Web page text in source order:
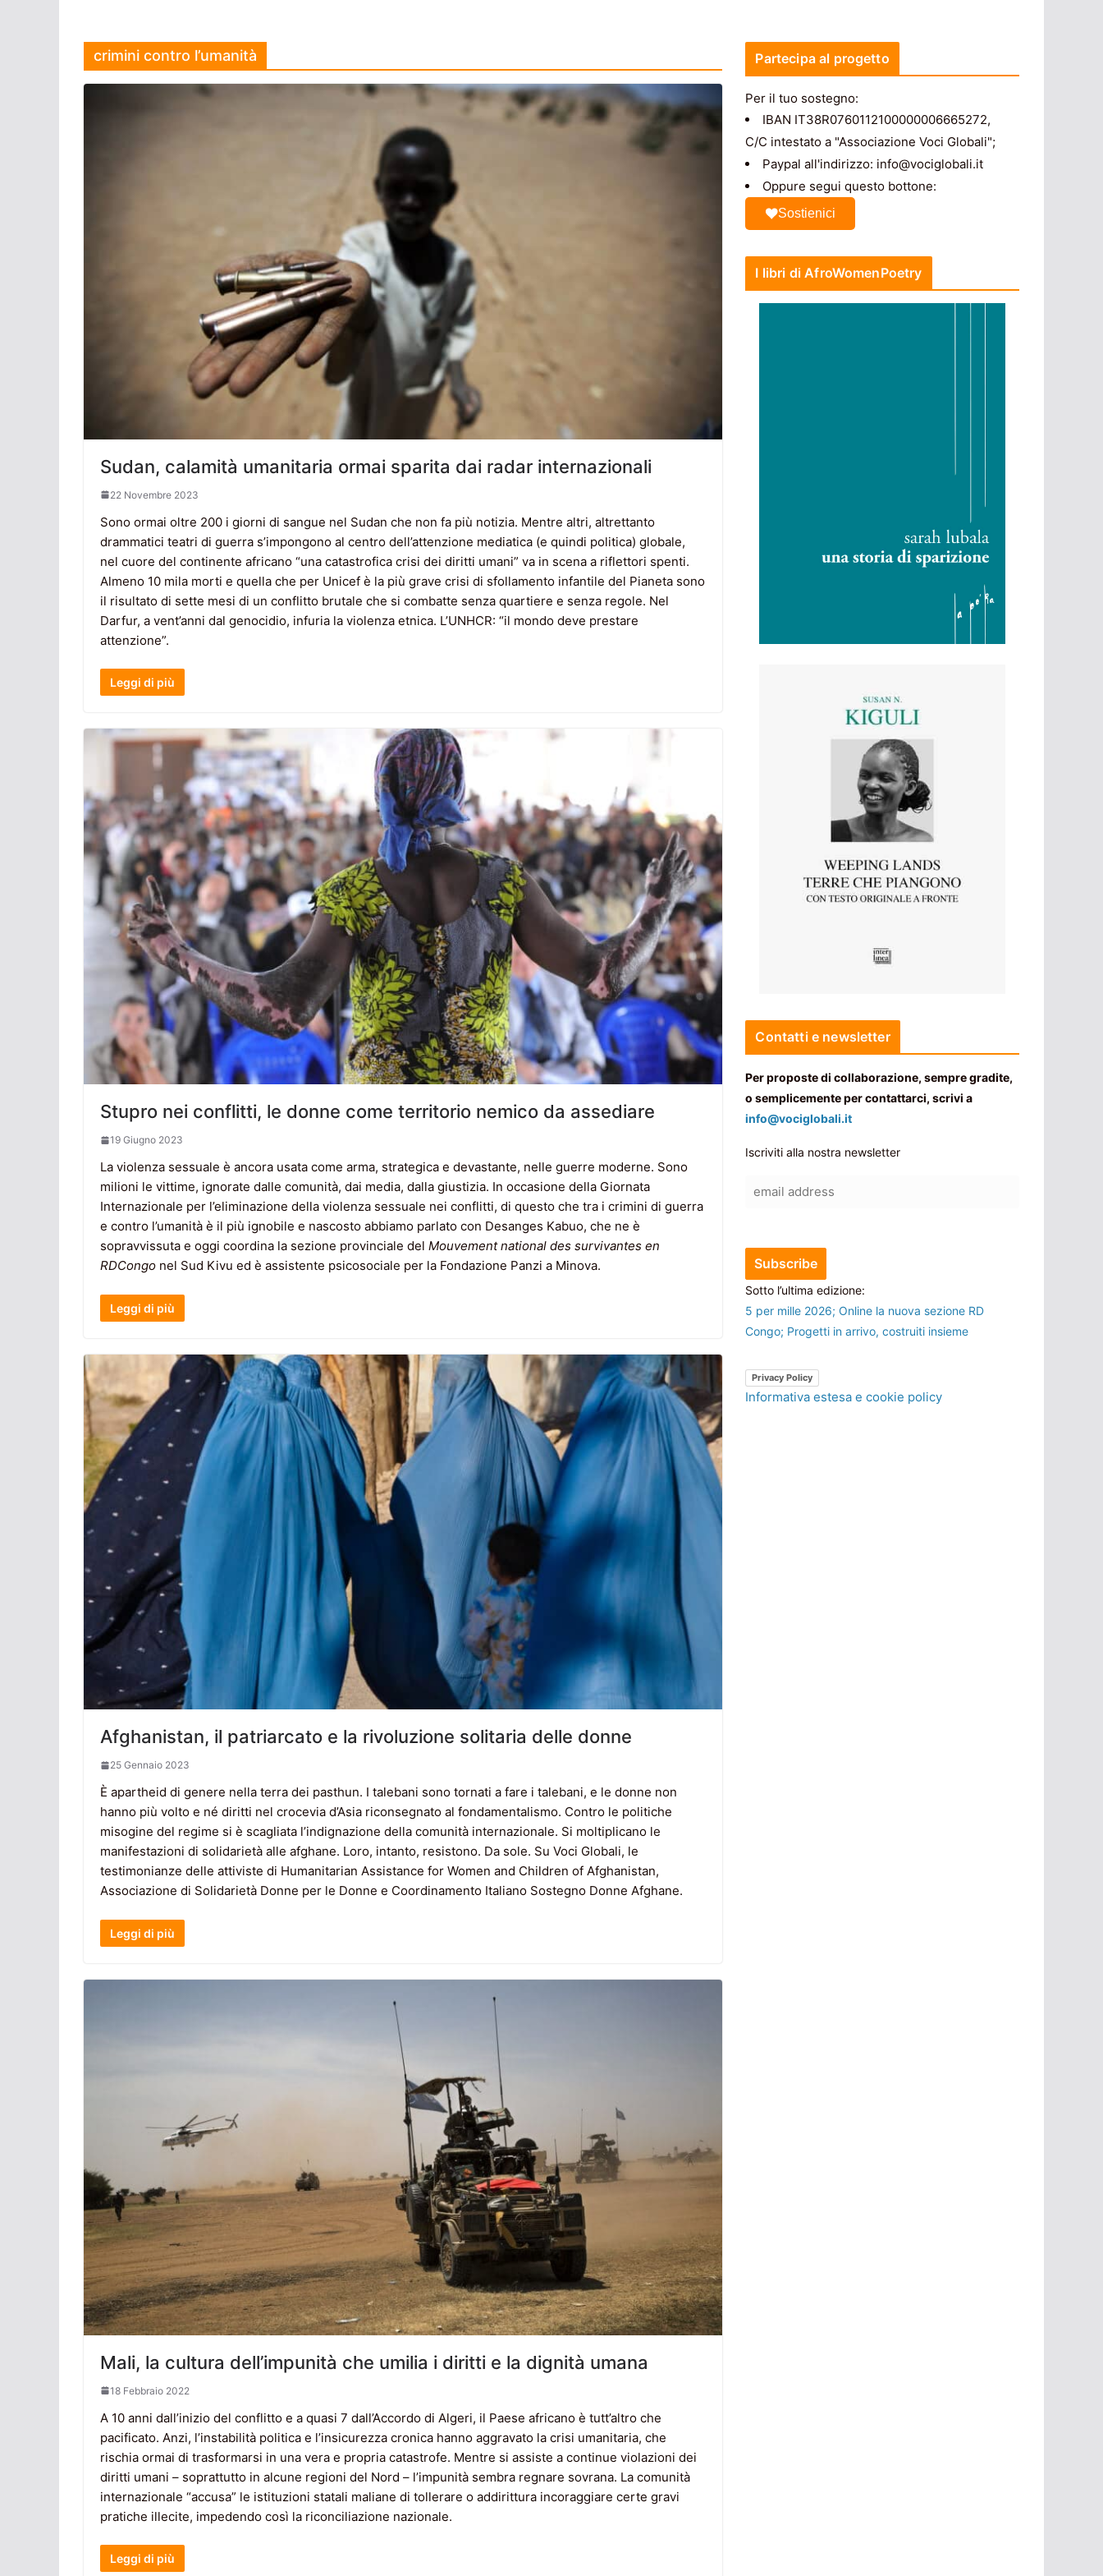
crimini contro l’umanità
Sudan, calamità umanitaria ormai sparita dai radar internazionali
22 Novembre 2023
Sono ormai oltre 200 i giorni di sangue nel Sudan che non fa più notizia. Mentre altri, altrettanto
drammatici teatri di guerra s’impongono al centro dell’attenzione mediatica (e quindi politica) globale,
nel cuore del continente africano “una catastrofica crisi dei diritti umani” va in scena a riflettori spenti.
Almeno 10 mila morti e quella che per Unicef è la più grave crisi di sfollamento infantile del Pianeta sono
il risultato di sette mesi di un conflitto brutale che si combatte senza quartiere e senza regole. Nel
Darfur, a vent’anni dal genocidio, infuria la violenza etnica. L’UNHCR: “il mondo deve prestare
attenzione”.
Leggi di più
Stupro nei conflitti, le donne come territorio nemico da assediare
19 Giugno 2023
La violenza sessuale è ancora usata come arma, strategica e devastante, nelle guerre moderne. Sono
milioni le vittime, ignorate dalle comunità, dai media, dalla giustizia. In occasione della Giornata
Internazionale per l’eliminazione della violenza sessuale nei conflitti, di questo che tra i crimini di guerra
e contro l’umanità è il più ignobile e nascosto abbiamo parlato con Desanges Kabuo, che ne è
sopravvissuta e oggi coordina la sezione provinciale del Mouvement national des survivantes en
RDCongo nel Sud Kivu ed è assistente psicosociale per la Fondazione Panzi a Minova.
Leggi di più
Afghanistan, il patriarcato e la rivoluzione solitaria delle donne
25 Gennaio 2023
È apartheid di genere nella terra dei pasthun. I talebani sono tornati a fare i talebani, e le donne non
hanno più volto e né diritti nel crocevia d’Asia riconsegnato al fondamentalismo. Contro le politiche
misogine del regime si è scagliata l’indignazione della comunità internazionale. Si moltiplicano le
manifestazioni di solidarietà alle afghane. Loro, intanto, resistono. Da sole. Su Voci Globali, le
testimonianze delle attiviste di Humanitarian Assistance for Women and Children of Afghanistan,
Associazione di Solidarietà Donne per le Donne e Coordinamento Italiano Sostegno Donne Afghane.
Leggi di più
Mali, la cultura dell’impunità che umilia i diritti e la dignità umana
18 Febbraio 2022
A 10 anni dall’inizio del conflitto e a quasi 7 dall’Accordo di Algeri, il Paese africano è tutt’altro che
pacificato. Anzi, l’instabilità politica e l’insicurezza cronica hanno aggravato la crisi umanitaria, che
rischia ormai di trasformarsi in una vera e propria catastrofe. Mentre si assiste a continue violazioni dei
diritti umani – soprattutto in alcune regioni del Nord – l’impunità sembra regnare sovrana. La comunità
internazionale “accusa” le istituzioni statali maliane di tollerare o addirittura incoraggiare certe gravi
pratiche illecite, impedendo così la riconciliazione nazionale.
Leggi di più
Partecipa al progetto
Per il tuo sostegno:
IBAN IT38R0760112100000006665272,
C/C intestato a "Associazione Voci Globali";
Paypal all'indirizzo: info@vociglobali.it
Oppure segui questo bottone:
Sostienici
I libri di AfroWomenPoetry
Contatti e newsletter
Per proposte di collaborazione, sempre gradite,
o semplicemente per contattarci, scrivi a
info@vociglobali.it
Iscriviti alla nostra newsletter
Sotto l’ultima edizione:
5 per mille 2026; Online la nuova sezione RD
Congo; Progetti in arrivo, costruiti insieme
Privacy Policy
Informativa estesa e cookie policy